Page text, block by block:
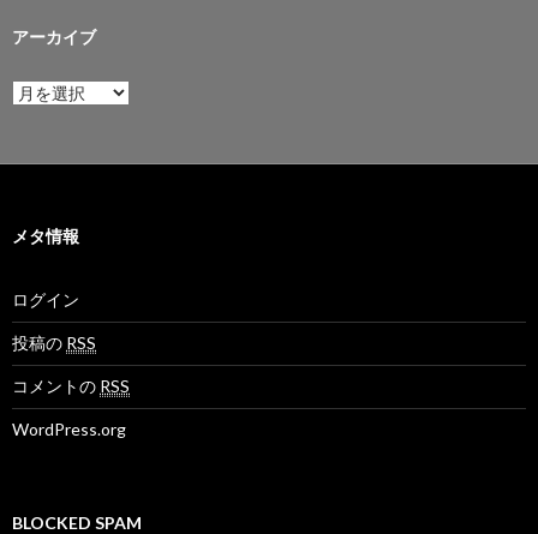
アーカイブ
ア
メタ情報
ログイン
投稿の RSS
コメントの RSS
WordPress.org
BLOCKED SPAM